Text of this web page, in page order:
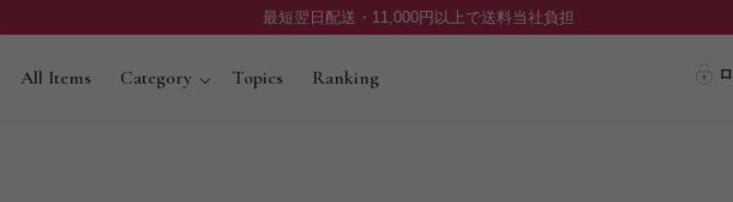
最短翌日配送・11,000円以上で送料当社負担
All Items Category Topics Ranking